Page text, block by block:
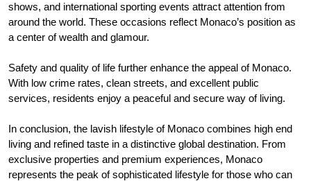
shows, and international sporting events attract attention from
around the world. These occasions reflect Monaco’s position as
a center of wealth and glamour.
Safety and quality of life further enhance the appeal of Monaco.
With low crime rates, clean streets, and excellent public
services, residents enjoy a peaceful and secure way of living.
In conclusion, the lavish lifestyle of Monaco combines high end
living and refined taste in a distinctive global destination. From
exclusive properties and premium experiences, Monaco
represents the peak of sophisticated lifestyle for those who can